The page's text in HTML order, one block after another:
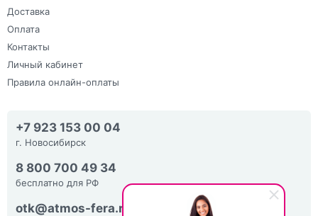
Доставка
Оплата
Контакты
Личный кабинет
Правила онлайн-оплаты
+7 923 153 00 04
г. Новосибирск
8 800 700 49 34
бесплатно для РФ
otk@atmos-fera.ru